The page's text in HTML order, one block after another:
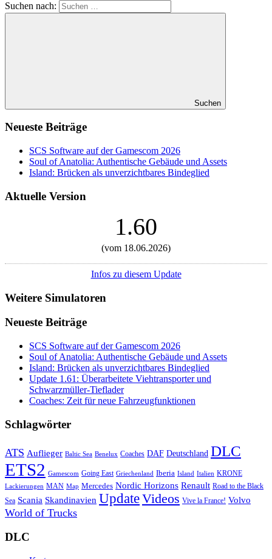
Suchen nach:
Suchen
Neueste Beiträge
SCS Software auf der Gamescom 2026
Soul of Anatolia: Authentische Gebäude und Assets
Island: Brücken als unverzichtbares Bindeglied
Aktuelle Version
1.60
(vom 18.06.2026)
Infos zu diesem Update
Weitere Simulatoren
Neueste Beiträge
SCS Software auf der Gamescom 2026
Soul of Anatolia: Authentische Gebäude und Assets
Island: Brücken als unverzichtbares Bindeglied
Update 1.61: Überarbeitete Viehtransporter und
Schwarzmüller-Tieflader
Coaches: Zeit für neue Fahrzeugfunktionen
Schlagwörter
ATS Auflieger Baltic Sea Benelux Coaches DAF Deutschland DLC
ETS2 Gamescom Going East Griechenland Iberia Island Italien KRONE
Lackierungen MAN Map Mercedes Nordic Horizons Renault Road to the Black
Sea Scania Skandinavien UpdateVideos Vive la France! Volvo
World of Trucks
DLC